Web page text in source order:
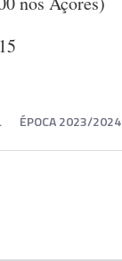
ÉPOCA 2023/2024